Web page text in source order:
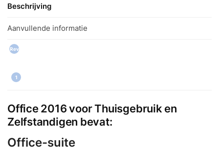
Beschrijving
Aanvullende informatie
Rev
1
Office 2016 voor Thuisgebruik en
Zelfstandigen bevat:
Office-suite